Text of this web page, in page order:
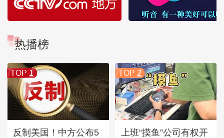
热播榜
TOP 1
反制美国！中方公布5
TOP 2
上班“摸鱼”公司有权开